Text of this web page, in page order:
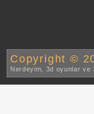
Copyright ©
Nerdeyim, 3d oyunlar ve